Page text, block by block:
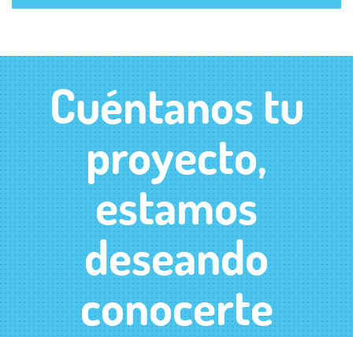
Cuéntanos tu
proyecto,
estamos
deseando
conocerte